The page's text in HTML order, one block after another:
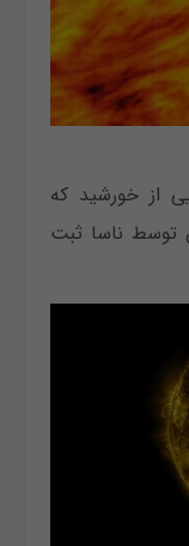
از خورشید که
ناسا ثبت